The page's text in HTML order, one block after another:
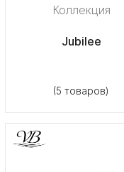
Коллекция
Jubilee
(5 товаров)